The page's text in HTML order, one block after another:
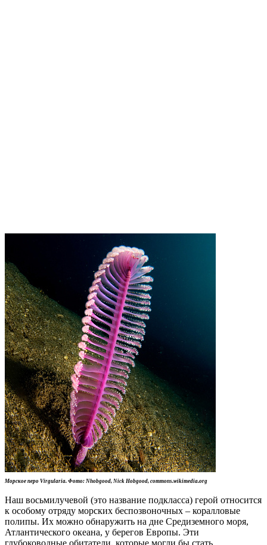
Морское перо Virgularia. Фото: Nhobgood, Nick Hobgood, commons.wikimedia.org
Наш восьмилучевой (это название подкласса) герой относится
к особому отряду морских беспозвоночных – коралловые
полипы. Их можно обнаружить на дне Средиземного моря,
Атлантического океана, у берегов Европы. Эти
глубоководные обитатели, которые могли бы стать